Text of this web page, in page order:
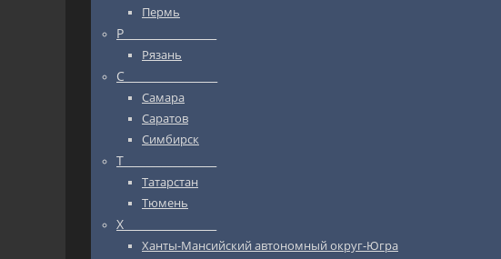
Пермь
Р_________________
Рязань
С_________________
Самара
Саратов
Симбирск
Т_________________
Татарстан
Тюмень
Х_________________
Ханты-Мансийский автономный округ-Югра